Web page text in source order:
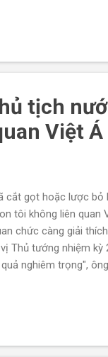
tịch nước đối với
năm 2026. Bộ
tịch
Việt Á
gọt hoặc lược bỏ
tôi không liên quan
chức càng giải
Thủ tướng nhiệm
nghiêm trọng",
Xuân Phúc